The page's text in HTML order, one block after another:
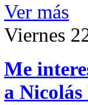
Ver más
Viernes
Me
a Nicolás